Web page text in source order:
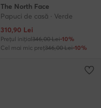
The North Face
Papuci de casă · Verde
Prețul actual
310,90 Lei
Prețul inițial346,00 Lei-10%
Cel mai mic preț346,00 Lei-10%